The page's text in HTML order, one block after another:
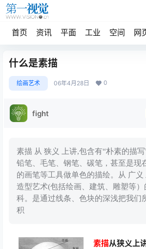
首页 资讯 平面 工业 空间 网
什么是素描
绘画艺术 06年4月28日 0
fight
素描 从 狭义 上讲,包含有“朴素的描
铅笔、毛笔、钢笔、碳笔，甚至是现
的画笔等工具做单色的描绘。从 广义
造型艺术(包括绘画、建筑、雕塑等
科。是通过线条、色块的深浅把我们
积
素描从狭义上